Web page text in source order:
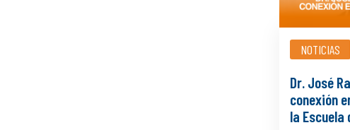
NOTICIAS
Dr. José
conexión
la Escuela